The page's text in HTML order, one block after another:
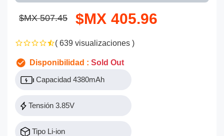
$MX 507.45 $MX 405.96
( 639 visualizaciones )
Disponibilidad : Sold Out
Capacidad 4380mAh
Tensión 3.85V
Tipo Li-ion